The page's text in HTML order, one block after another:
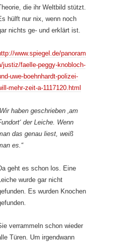
die ihr Weltbild stützt.
hülft nur nix, wenn noch
nichts ge- und erklärt ist.
www.spiegel.de/panoram
justiz/faelle-peggy-knobloch-
uwe-boehnhardt-polizei-
mehr-zeit-a-1117120.html
„Wir haben geschrieben ‚am
der Leiche. Wenn
das genau liest, weiß
es.“
geht es schon los. Eine
Leiche wurde gar nicht
Es wurden Knochen
verrammeln schon wieder
Türen. Um irgendwann